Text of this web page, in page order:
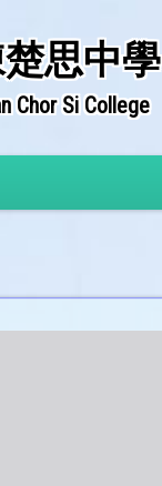
思中學
Chor Si College